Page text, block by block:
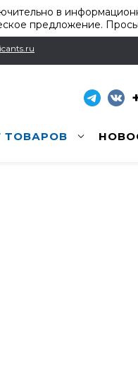
в
предложение.
ТОВАРОВ